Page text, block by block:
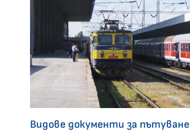
Видове документи за пътуване